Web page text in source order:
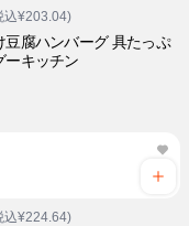
込¥203.04)
豆腐ハンバーグ 具たっぷ
ーキッチン
込¥224.64)